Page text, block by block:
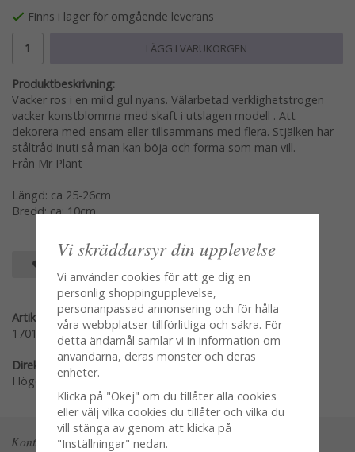
Finns i lager för omgående leverans
LÄGG I VARUKORGEN
Produktbeskrivning:
Vacker ros i en mild gul nyans. Välarbetad verklighetstrogen
vacker konstblomma med skaft i utslagen modell . Att
dekorera med ensam eller tillsammans med flera. Stjälken har
ståltråd inuti så man kan böja och forma som man vill.
Från Mr Plant
Längd: ca 25-26cm
Bredd: ca: 10cm
Artikelnummer:
1701-51
Direktlänk:
Högerklicka och kopiera adressen
Kontakta oss
Vi skräddarsyr din upplevelse
Vi använder cookies för att ge dig en
personlig shoppingupplevelse,
personanpassad annonsering och för hålla
våra webbplatser tillförlitliga och säkra. För
detta ändamål samlar vi in information om
användarna, deras mönster och deras
enheter.
Klicka på "Okej" om du tillåter alla cookies
eller välj vilka cookies du tillåter och vilka du
vill stänga av genom att klicka på
"Inställningar" nedan.